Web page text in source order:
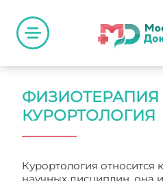
ФИЗИОТЕРАПИЯ
КУРОРТОЛОГИЯ
Курортология относится